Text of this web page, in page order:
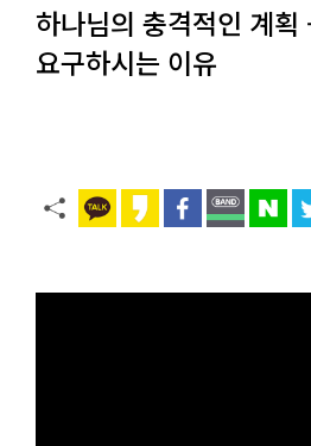
하나님의 충격적인 계획
요구하시는 이유